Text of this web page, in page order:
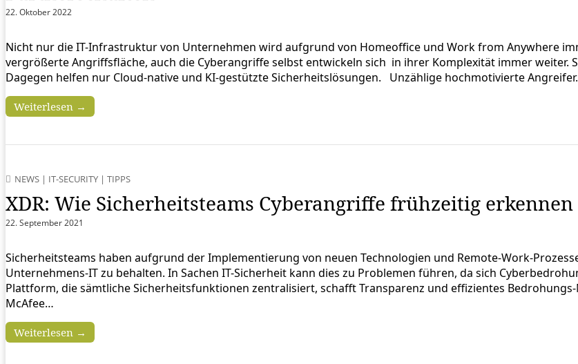
22. Oktober 2022
Nicht nur die IT-Infrastruktur von Unternehmen wird aufgrund von Homeoffice und Work from Anywhere
vergrößerte Angriffsfläche, auch die Cyberangriffe selbst entwickeln sich in ihrer Komplexität immer weiter.
Dagegen helfen nur Cloud-native und KI-gestützte Sicherheitslösungen. Unzählige hochmotivierte
Weiterlesen →
NEWS | IT-SECURITY | TIPPS
XDR: Wie Sicherheitsteams Cyberangriffe frühzeitig
22. September 2021
Sicherheitsteams haben aufgrund der Implementierung von neuen Technologien und Remote-Work-
Unternehmens-IT zu behalten. In Sachen IT-Sicherheit kann dies zu Problemen führen, da sich
Plattform, die sämtliche Sicherheitsfunktionen zentralisiert, schafft Transparenz und effizientes
McAfee…
Weiterlesen →